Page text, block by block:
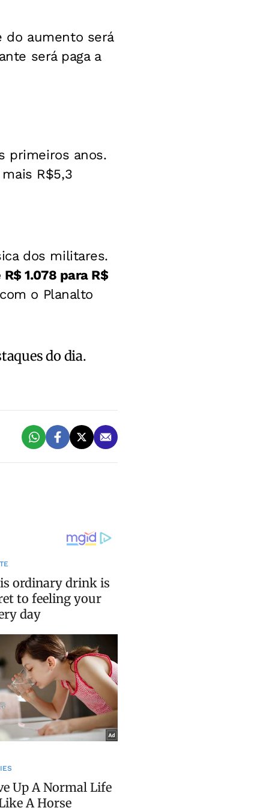
do aumento será
será paga a
primeiros anos.
R$5,3
dos militares.
1.078 para R$
o Planalto
do dia.